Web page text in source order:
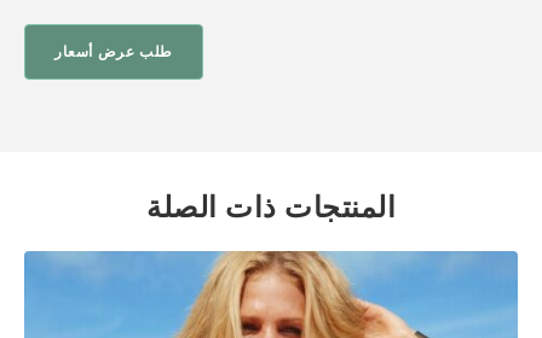
طلب عرض أسعار
المنتجات ذات الصلة